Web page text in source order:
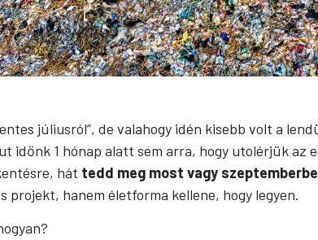
júliusról”, de valahogy idén kisebb volt a
időnk 1 hónap alatt sem arra, hogy utolérjük az
hát tedd meg most vagy
projekt, hanem életforma kellene, hogy legyen.